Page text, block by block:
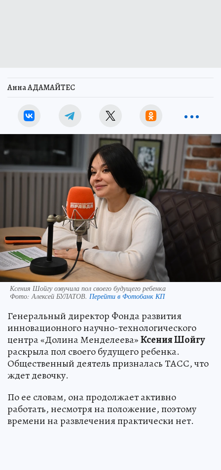
Анна АДАМАЙТЕС
Ксения Шойгу озвучила пол своего будущего ребенка
Фото:Алексей БУЛАТОВ. Перейти в Фотобанк КП
Генеральный директор Фонда развития
инновационного научно-технологического
центра «Долина Менделеева»Ксения Шойгу
раскрыла пол своего будущего ребенка.
Общественный деятель призналась ТАСС, что
ждет девочку.
По ее словам, она продолжает активно
работать, несмотря на положение, поэтому
времени на развлечения практически нет.